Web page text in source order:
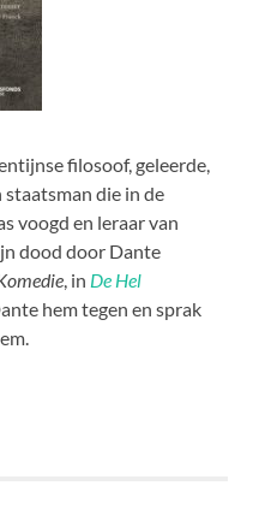
filosoof, geleerde,
die in de
voogd en leraar van
dood door Dante
, in De Hel
hem tegen en sprak